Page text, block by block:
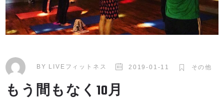
BY LIVEフィットネス 2019-01-11 その他
もう間もなく10月